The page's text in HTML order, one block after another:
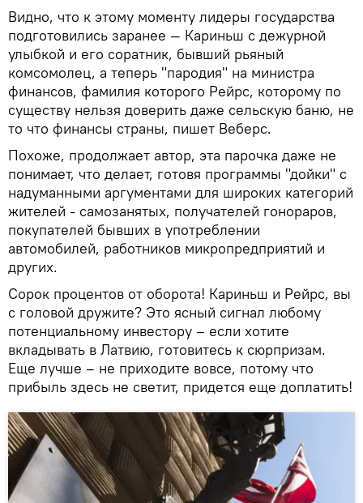
Видно, что к этому моменту лидеры государства
подготовились заранее — Кариньш с дежурной
улыбкой и его соратник, бывший рьяный
комсомолец, а теперь "пародия" на министра
финансов, фамилия которого Рейрс, которому по
существу нельзя доверить даже сельскую баню, не
то что финансы страны, пишет Веберс.
Похоже, продолжает автор, эта парочка даже не
понимает, что делает, готовя программы "дойки" с
надуманными аргументами для широких категорий
жителей - самозанятых, получателей гонораров,
покупателей бывших в употреблении
автомобилей, работников микропредприятий и
других.
Сорок процентов от оборота! Кариньш и Рейрс, вы
с головой дружите? Это ясный сигнал любому
потенциальному инвестору – если хотите
вкладывать в Латвию, готовитесь к сюрпризам.
Еще лучше – не приходите вовсе, потому что
прибыль здесь не светит, придется еще доплатить!